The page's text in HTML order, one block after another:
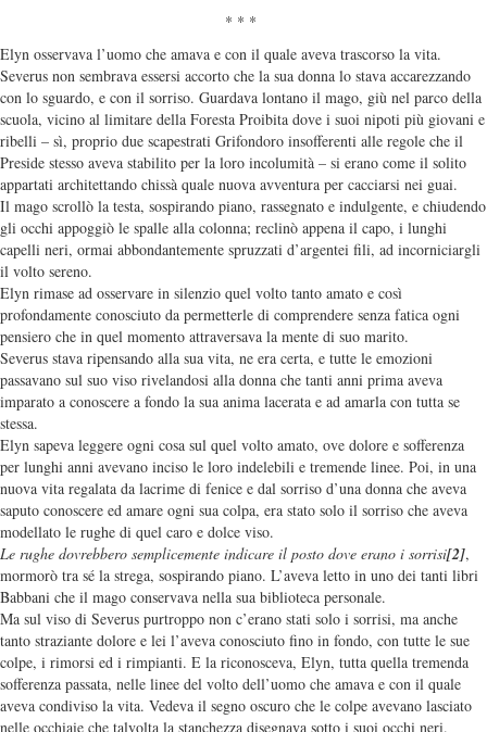
* * *
Elyn osservava l’uomo che amava e con il quale aveva trascorso la vita.
Severus non sembrava essersi accorto che la sua donna lo stava accarezzando
con lo sguardo, e con il sorriso. Guardava lontano il mago, giù nel parco della
scuola, vicino al limitare della Foresta Proibita dove i suoi nipoti più giovani e
ribelli – sì, proprio due scapestrati Grifondoro insofferenti alle regole che il
Preside stesso aveva stabilito per la loro incolumità – si erano come il solito
appartati architettando chissà quale nuova avventura per cacciarsi nei guai.
Il mago scrollò la testa, sospirando piano, rassegnato e indulgente, e chiudendo
gli occhi appoggiò le spalle alla colonna; reclinò appena il capo, i lunghi
capelli neri, ormai abbondantemente spruzzati d’argentei fili, ad incorniciargli
il volto sereno.
Elyn rimase ad osservare in silenzio quel volto tanto amato e così
profondamente conosciuto da permetterle di comprendere senza fatica ogni
pensiero che in quel momento attraversava la mente di suo marito.
Severus stava ripensando alla sua vita, ne era certa, e tutte le emozioni
passavano sul suo viso rivelandosi alla donna che tanti anni prima aveva
imparato a conoscere a fondo la sua anima lacerata e ad amarla con tutta se
stessa.
Elyn sapeva leggere ogni cosa sul quel volto amato, ove dolore e sofferenza
per lunghi anni avevano inciso le loro indelebili e tremende linee. Poi, in una
nuova vita regalata da lacrime di fenice e dal sorriso d’una donna che aveva
saputo conoscere ed amare ogni sua colpa, era stato solo il sorriso che aveva
modellato le rughe di quel caro e dolce viso.
Le rughe dovrebbero semplicemente indicare il posto dove erano i sorrisi[2],
mormorò tra sé la strega, sospirando piano. L’aveva letto in uno dei tanti libri
Babbani che il mago conservava nella sua biblioteca personale.
Ma sul viso di Severus purtroppo non c’erano stati solo i sorrisi, ma anche
tanto straziante dolore e lei l’aveva conosciuto fino in fondo, con tutte le sue
colpe, i rimorsi ed i rimpianti. E la riconosceva, Elyn, tutta quella tremenda
sofferenza passata, nelle linee del volto dell’uomo che amava e con il quale
aveva condiviso la vita. Vedeva il segno oscuro che le colpe avevano lasciato
nelle occhiaie che talvolta la stanchezza disegnava sotto i suoi occhi neri.